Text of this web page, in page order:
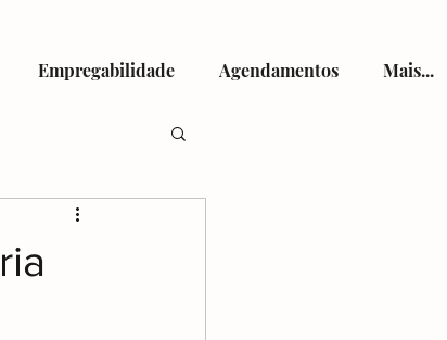
Empregabilidade Agendamentos Mais...